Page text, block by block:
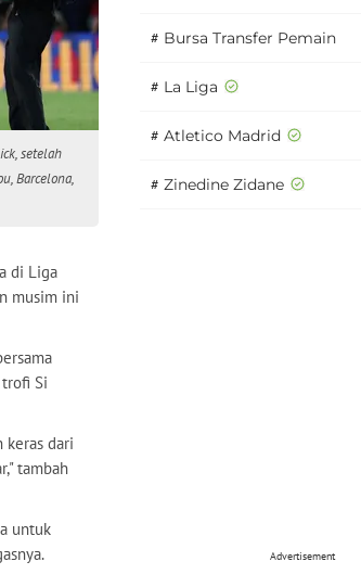
setelah
Barcelona,
di Liga
musim ini
Si
keras dari
tambah
untuk
# Bursa Transfer Pemain
# La Liga
# Atletico Madrid
# Zinedine Zidane
Advertisement